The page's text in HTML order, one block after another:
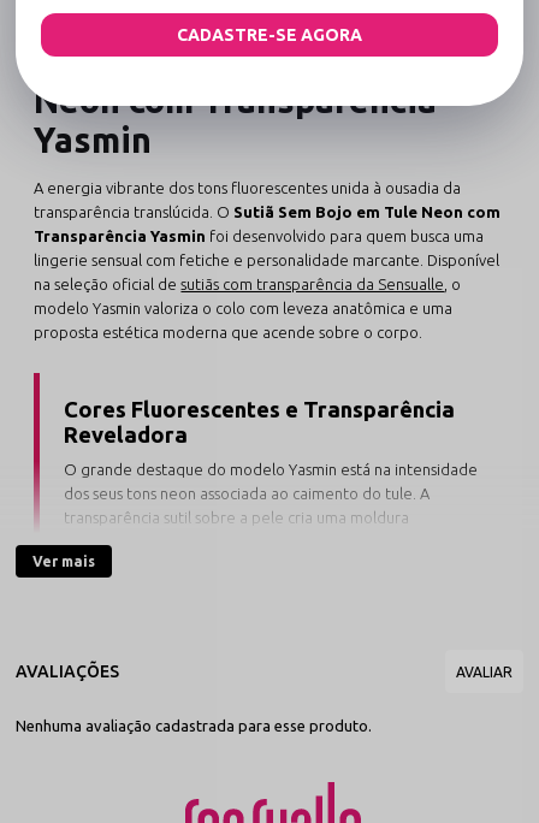
Sutiã Sem Bojo em Tule
Neon com Transparência
Yasmin
A energia vibrante dos tons fluorescentes unida à ousadia da
transparência translúcida. O Sutiã Sem Bojo em Tule Neon com
Transparência Yasmin foi desenvolvido para quem busca uma
lingerie sensual com fetiche e personalidade marcante. Disponível
na seleção oficial desutiãs com transparência da Sensualle , o
modelo Yasmin valoriza o colo com leveza anatômica e uma
proposta estética moderna que acende sobre o corpo.
Cores Fluorescentes e Transparência
Reveladora
O grande destaque do modelo Yasmin está na intensidade
dos seus tons neon associada ao caimento do tule. A
transparência sutil sobre a pele cria uma moldura
momentos especiais de fetiche ou sobreposições cheias
Confeccionado em tule flexível de poliamida com elastano, este
acompanham passadores ajustáveis com banho especial de
a sustentação ideais nos ombros com total praticidade.
Ver mais
Nenhuma avaliação cadastrada para esse produto.
CADASTRE-SE AGORA